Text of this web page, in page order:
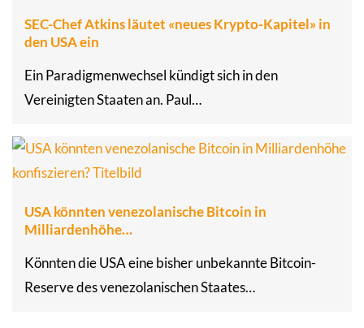
SEC-Chef Atkins läutet «neues Krypto-Kapitel» in
den USA ein
Ein Paradigmenwechsel kündigt sich in den
Vereinigten Staaten an. Paul…
USA könnten venezolanische Bitcoin in
Milliardenhöhe…
Könnten die USA eine bisher unbekannte Bitcoin-
Reserve des venezolanischen Staates…